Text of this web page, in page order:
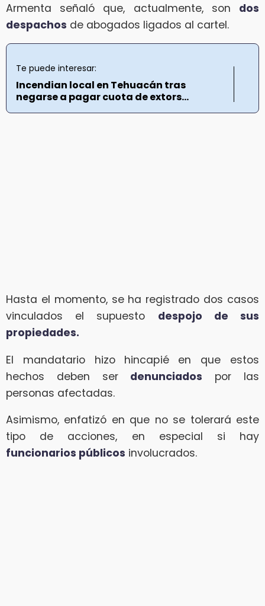
Armenta señaló que, actualmente, son dos
despachos de abogados ligados al cartel.
Te puede interesar:
Incendian local en Tehuacán tras
negarse a pagar cuota de extors...
Hasta el momento, se ha registrado dos casos
vinculados el supuesto despojo de sus
propiedades.
El mandatario hizo hincapié en que estos
hechos deben ser denunciados por las
personas afectadas.
Asimismo, enfatizó en que no se tolerará este
tipo de acciones, en especial si hay
funcionarios públicos involucrados.